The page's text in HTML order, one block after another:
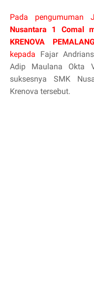
Pada pengumuman
Nusantara 1 Comal
KRENOVA
kepada Fajar
Adip Maulana Okta
suksesnya SMK
Krenova tersebut.